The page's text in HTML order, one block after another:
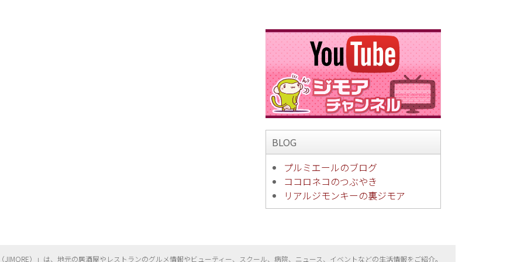
BLOG
プルミエールのブログ
ココロネコのつぶやき
リアルジモンキーの裏ジモア
JIMORE）」は、地元の居酒屋やレストランのグルメ情報やビューティー、 スクール、病院、ニュース、イベントなどの生活情報をご紹介。